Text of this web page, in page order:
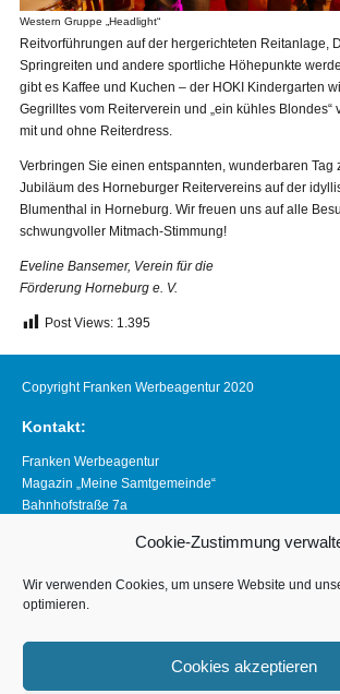
Cookie-Zustimmung
Wir verwenden Cookies, um unsere Website und
optimieren.
Cookies akzeptieren
Western Gruppe „Headlight“
Reitvorführungen auf der hergerichteten Reitanlage,
Springreiten und andere sportliche Höhepunkte
gibt es Kaffee und Kuchen – der HOKI Kindergarten
Gegrilltes vom Reiterverein und „ein kühles Blondes“
mit und ohne Reiterdress.
Verbringen Sie einen entspannten, wunderbaren Tag
Jubiläum des Horneburger Reitervereins auf der
Blumenthal in Horneburg. Wir freuen uns auf alle
schwungvoller Mitmach-Stimmung!
Eveline Bansemer, Verein für die
Förderung Horneburg e. V.
Post Views: 1.395
Copyright Franken Werbeagentur 2020
Kontakt:
Franken Werbeagentur
Magazin „Meine Samtgemeinde“
Bahnhofstraße 7a
Telefon 04163 8390281
Links:
www.franken-werbeagentur.de